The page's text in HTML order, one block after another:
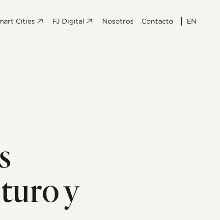
Cities FJ Digital Nosotros Contacto EN
y